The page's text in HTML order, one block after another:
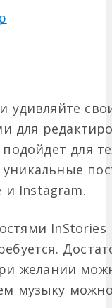
удивляйте
для
для
и Instagram.
InStories
желании
музыку